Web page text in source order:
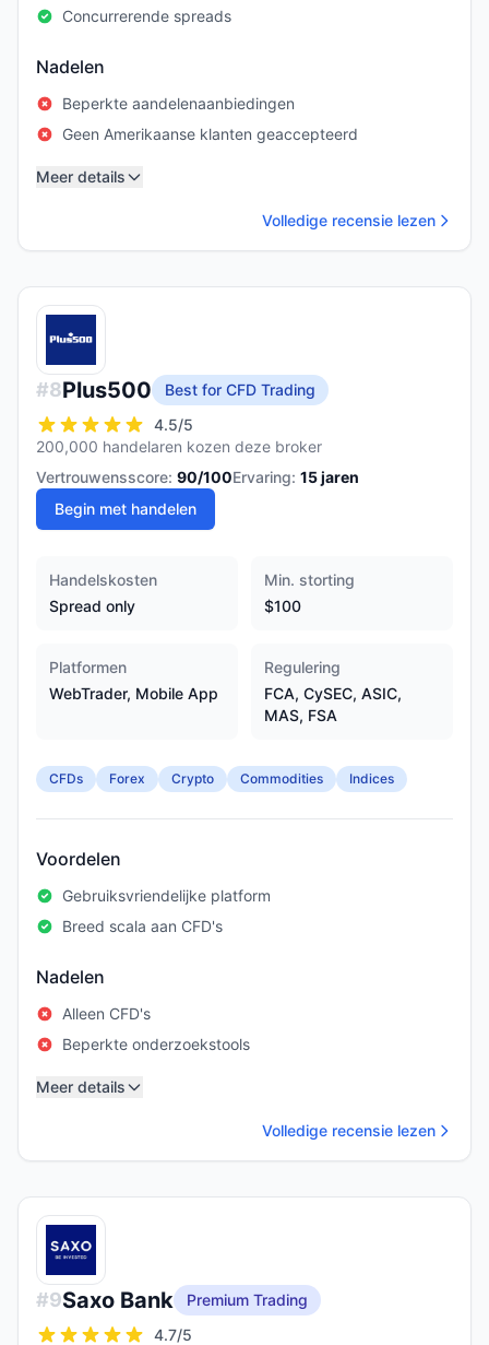
Concurrerende spreads
Nadelen
Beperkte aandelenaanbiedingen
Geen Amerikaanse klanten geaccepteerd
Meer details
Volledige recensie lezen
#8Plus500
Best for CFD Trading
4.5/5
200,000 handelaren kozen deze broker
Vertrouwensscore: 90/100Ervaring: 15jaren
Begin met handelen
Handelskosten
Spread only
Min. storting
$100
Platformen
WebTrader, Mobile App
Regulering
FCA, CySEC, ASIC,
MAS, FSA
CFDs Forex Crypto Commodities Indices
Voordelen
Gebruiksvriendelijke platform
Breed scala aan CFD's
Nadelen
Alleen CFD's
Beperkte onderzoekstools
Meer details
Volledige recensie lezen
#9Saxo Bank
Premium Trading
4.7/5